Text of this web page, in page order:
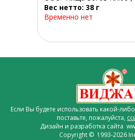
Вес нетто: 38 г
Временно нет
Если Вы будете использовать какой-
поставьте, пожалуйста,
Дизайн и разработка сайта
Copyright © 1993-2026